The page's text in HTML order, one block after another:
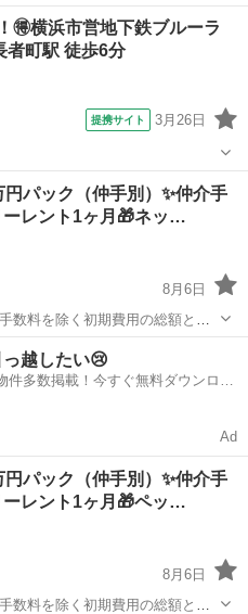
マンション 物件
🉐横浜市営地下鉄ブルーラ
者町駅 徒歩6分
提携サイト 3月26日
駅 マンション
円パック（仲手別）✨仲介手
ーレント1ヶ月🎁ネッ…
8月6日
数料を除く初期費用の総額とな
マンション
越したい😢
件多数掲載！今すぐ無料ダウンロー
Ad
円パック（仲手別）✨仲介手
ーレント1ヶ月🎁ペッ…
8月6日
数料を除く初期費用の総額とな